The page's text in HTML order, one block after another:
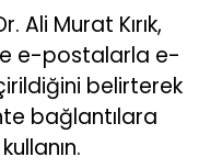
Ali Murat Kırık,
e-postalarla e-
belirterek
bağlantılara